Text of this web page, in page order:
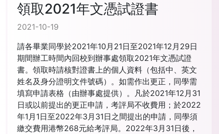
領取2021年文憑試證書
2021-10-19
請各畢業同學於2021年10月21日至2021年12月29日
期間辦工時間內回校到辦事處領取2021年文憑試證
書。領取時請核對證書上的個人資料（包括中、英文
姓名及身分證明文件號碼）。如需作出更正，同學需
填寫申請表格（由辦事處提供）。凡於2021年12月31
日或以前提出的更正申請，考評局不收費用；於2022
年1月1日至2022年3月31日之間提出的申請，同學須
繳交費用港幣268元給考評局。2022年3月31日後，